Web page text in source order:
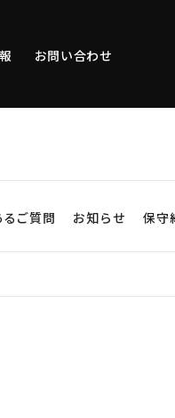
お問い合わせ
ご質問 お知らせ 保守